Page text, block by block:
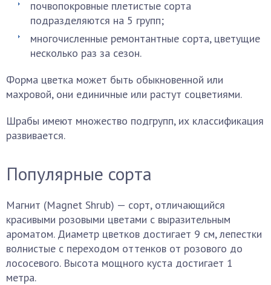
почвопокровные плетистые сорта
подразделяются на 5 групп;
многочисленные ремонтантные сорта, цветущие
несколько раз за сезон.
Форма цветка может быть обыкновенной или
махровой, они единичные или растут соцветиями.
Шрабы имеют множество подгрупп, их классификация
развивается.
Популярные сорта
Магнит (Magnet Shrub) — сорт, отличающийся
красивыми розовыми цветами с выразительным
ароматом. Диаметр цветков достигает 9 см, лепестки
волнистые с переходом оттенков от розового до
лососевого. Высота мощного куста достигает 1
метра.